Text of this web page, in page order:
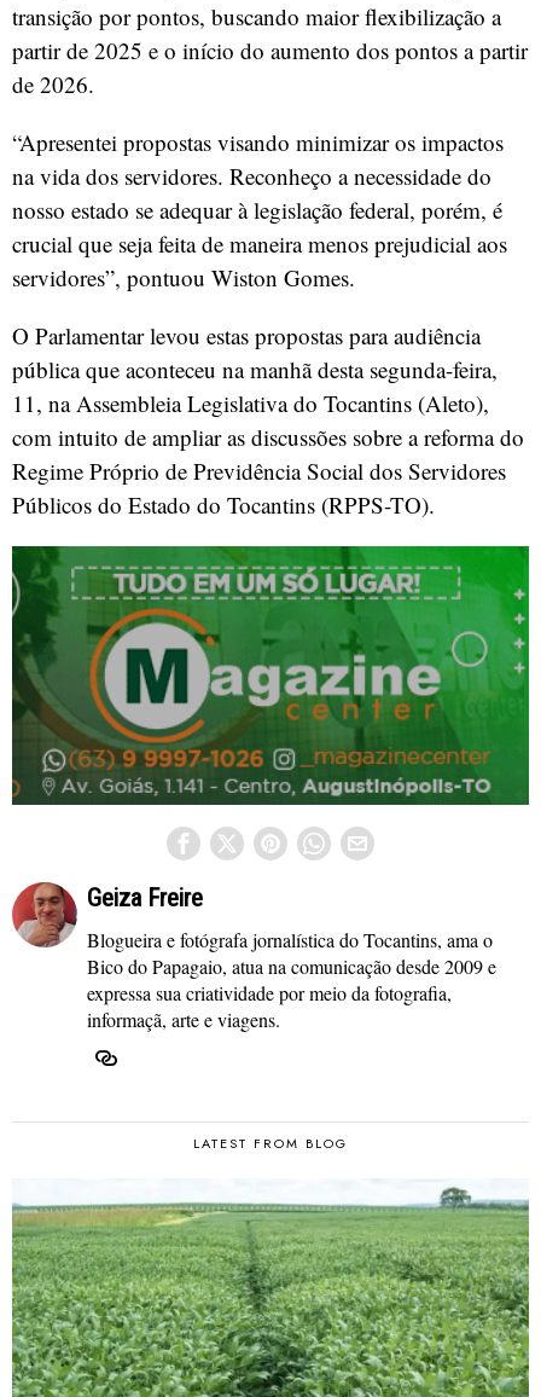
transição por pontos, buscando maior flexibilização a
partir de 2025 e o início do aumento dos pontos a partir
de 2026.
“Apresentei propostas visando minimizar os impactos
na vida dos servidores. Reconheço a necessidade do
nosso estado se adequar à legislação federal, porém, é
crucial que seja feita de maneira menos prejudicial aos
servidores”, pontuou Wiston Gomes.
O Parlamentar levou estas propostas para audiência
pública que aconteceu na manhã desta segunda-feira,
11, na Assembleia Legislativa do Tocantins (Aleto),
com intuito de ampliar as discussões sobre a reforma do
Regime Próprio de Previdência Social dos Servidores
Públicos do Estado do Tocantins (RPPS-TO).
Geiza Freire
Blogueira e fotógrafa jornalística do Tocantins, ama o
Bico do Papagaio, atua na comunicação desde 2009 e
expressa sua criatividade por meio da fotografia,
informaçã, arte e viagens.
LATEST FROM BLOG